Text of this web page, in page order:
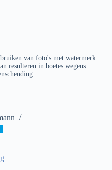
van foto's met watermerk
resulteren in boetes wegens